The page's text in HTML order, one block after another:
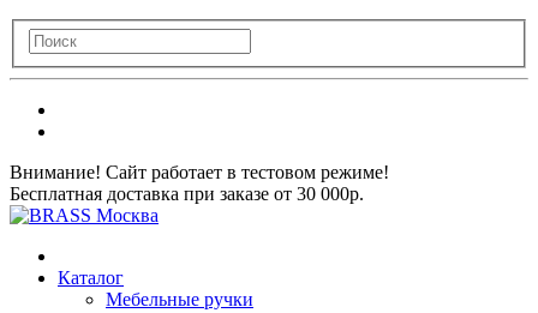
Внимание! Сайт работает в тестовом режиме!
Бесплатная доставка при заказе от 30 000р.
Каталог
Мебельные ручки